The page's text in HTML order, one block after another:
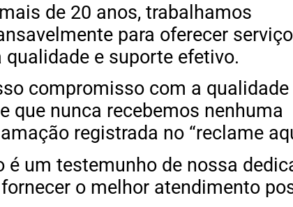
de 20 anos, trabalhamos
para oferecer
qualidade e suporte efetivo.
compromisso com a qualidade
que nunca recebemos nenhuma
registrada no “reclame
é um testemunho de nossa
o melhor atendimento